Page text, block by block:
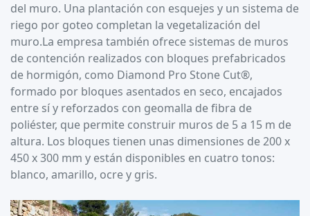
del muro. Una plantación con esquejes y un sistema de
riego por goteo completan la vegetalización del
muro.La empresa también ofrece sistemas de muros
de contención realizados con bloques prefabricados
de hormigón, como Diamond Pro Stone Cut®,
formado por bloques asentados en seco, encajados
entre sí y reforzados con geomalla de fibra de
poliéster, que permite construir muros de 5 a 15 m de
altura. Los bloques tienen unas dimensiones de 200 x
450 x 300 mm y están disponibles en cuatro tonos:
blanco, amarillo, ocre y gris.